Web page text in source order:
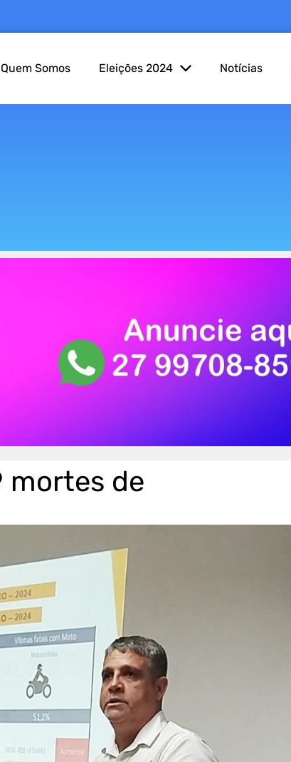
Quem Somos Eleições 2024 Notícias
mortes de